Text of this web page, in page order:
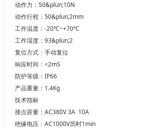
海拔高度：＜2000m
动作角度：15°极限角度75°
动作力：50&plun;10N
动作行程：50&plun;2mm
工作温度：-20℃~+70℃
工作湿度：93&plun;2
复位方式：手动复位
响应时间：<2mS
防护等级：IP66
产品重量：1.4Kg
技术指标
接点容量：AC380V 3A 10A
绝缘电压：AC1000V历时1min